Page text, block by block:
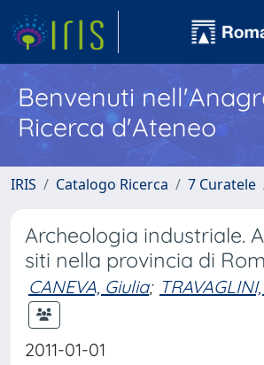
Benvenuti
Ricerca d'Ateneo
IRIS Catalogo Ricerca 7 Curatele
Archeologia industriale.
siti nella provincia di
CANEVA, Giulia;
2011-01-01